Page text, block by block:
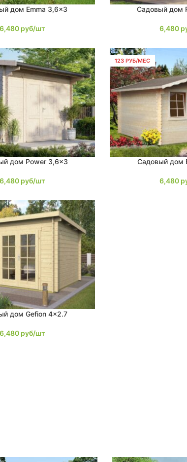
дом Emma 3,6×3
6,480 руб/шт
В КОРЗИНУСадовый дом
6,480
дом Power 3,6×3
6,480 руб/шт
123 РУБ/МЕС
В КОРЗИНУСадовый дом
6,480
дом Gefion 4×2.7
6,480 руб/шт